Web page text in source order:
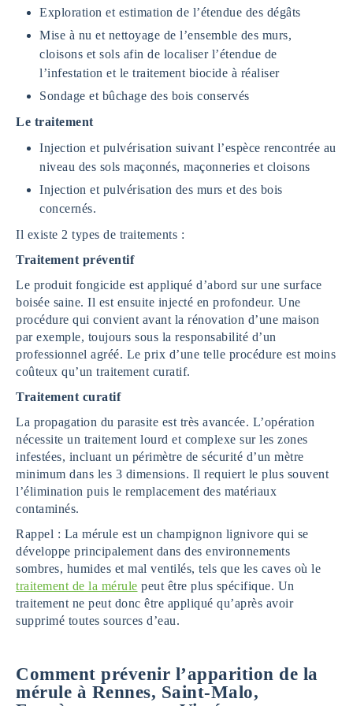
Exploration et estimation de l’étendue des dégâts
Mise à nu et nettoyage de l’ensemble des murs,
cloisons et sols afin de localiser l’étendue de
l’infestation et le traitement biocide à réaliser
Sondage et bûchage des bois conservés
Le traitement
Injection et pulvérisation suivant l’espèce rencontrée au
niveau des sols maçonnés, maçonneries et cloisons
Injection et pulvérisation des murs et des bois
concernés.
Il existe 2 types de traitements :
Traitement préventif
Le produit fongicide est appliqué d’abord sur une surface
boisée saine. Il est ensuite injecté en profondeur. Une
procédure qui convient avant la rénovation d’une maison
par exemple, toujours sous la responsabilité d’un
professionnel agréé. Le prix d’une telle procédure est moins
coûteux qu’un traitement curatif.
Traitement curatif
La propagation du parasite est très avancée. L’opération
nécessite un traitement lourd et complexe sur les zones
infestées, incluant un périmètre de sécurité d’un mètre
minimum dans les 3 dimensions. Il requiert le plus souvent
l’élimination puis le remplacement des matériaux
contaminés.
Rappel : La mérule est un champignon lignivore qui se
développe principalement dans des environnements
sombres, humides et mal ventilés, tels que les caves où le
traitement de la mérule peut être plus spécifique. Un
traitement ne peut donc être appliqué qu’après avoir
supprimé toutes sources d’eau.
Comment prévenir l’apparition de la
mérule à Rennes, Saint-Malo,